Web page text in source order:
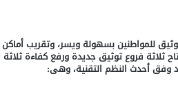
للمواطنين بسهولة ويسر، وتقريب
ثلاثة فروع توثيق جديدة ورفع كفاءة
وفق أحدث النظم التقنية، وهى: